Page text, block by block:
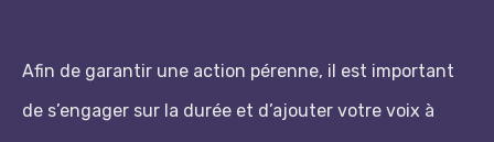
Afin de garantir une action pérenne, il est important
de s’engager sur la durée et d’ajouter votre voix à